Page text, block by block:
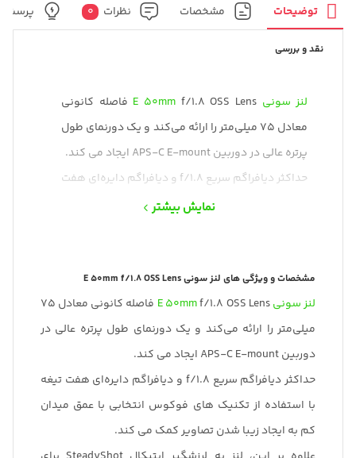
توضیحات مشخصات نظرات 0 پرسش
نقد و بررسی
لنز سونی E 50mm f/1.8 OSS Lens فاصله کانونی
معادل 75 میلی‌متر را ارائه می‌کند و یک دورنمای طول
پرتره عالی در دوربین APS-C E-mount ایجاد می کند.
حداکثر دیافراگم سریع f/1.8 و دیافراگم دایره‌ای هفت
تیغه با استفاده از تکنیک های فوکوس انتخابی با
کاهش تاثیر لرزش دوربین مجهز شده است.
نمایش بیشتر
مشخصات و ویژگی های لنز سونی E 50mm f/1.8 OSS Lens
لنز سونی E 50mm
f/1.8 OSS Lens فاصله کانونی معادل 75
میلی‌متر را ارائه می‌کند و یک دورنمای طول پرتره عالی در
دوربین APS-C E-mount ایجاد می کند.
حداکثر دیافراگم سریع f/1.8 و دیافراگم دایره‌ای هفت تیغه
با استفاده از تکنیک های فوکوس انتخابی با عمق میدان
کم به ایجاد زیبا شدن تصاویر کمک می کند.